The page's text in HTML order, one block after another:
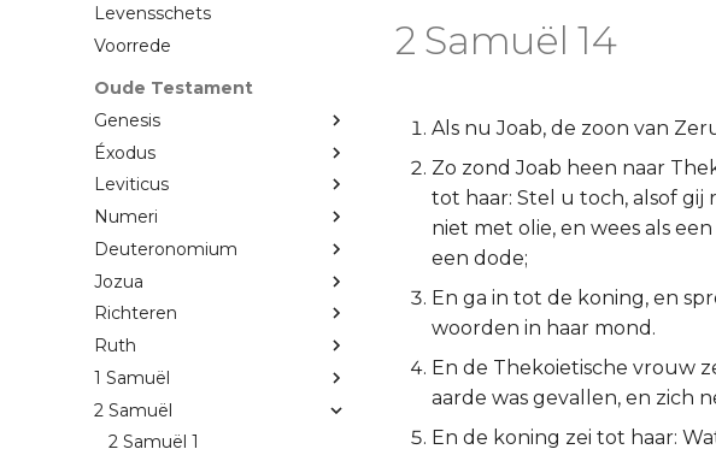
Levensschets
Voorrede
Oude Testament
Genesis
Éxodus
Leviticus
Numeri
Deuteronomium
Jozua
Richteren
Ruth
1 Samuël
2 Samuël
2 Samuël 1
2 Samuël 14
Als nu Joab, de zoon van
Zo zond Joab heen naar
tot haar: Stel u toch, alsof
niet met olie, en wees als
een dode;
En ga in tot de koning, en
woorden in haar mond.
En de Thekoietische vrouw
aarde was gevallen, en zich
En de koning zei tot haar: